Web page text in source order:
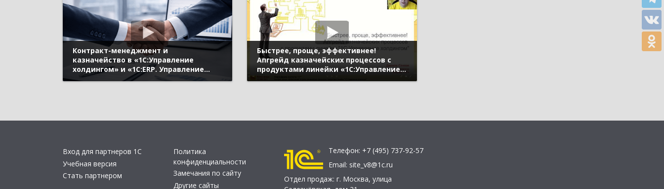
Контракт-менеджмент и
казначейство в «1С:Управление
холдингом» и «1С:ERP. Управление
холдингом»: финансовые сделки и
Быстрее, проще, эффективнее!
Апгрейд казначейских процессов с
продуктами линейки «1С:Управление
холдингом» (Бизнес-форум 1С:ERP
Вход для партнеров 1С
Учебная версия
Стать партнером
Политика
конфиденциальности
Замечания по сайту
Другие сайты
Телефон: +7 (495) 737-92-57
Email: site_v8@1c.ru
Отдел продаж: г. Москва, улица